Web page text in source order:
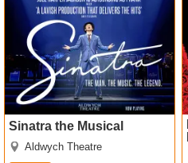
Sinatra the Musical
Aldwych Theatre